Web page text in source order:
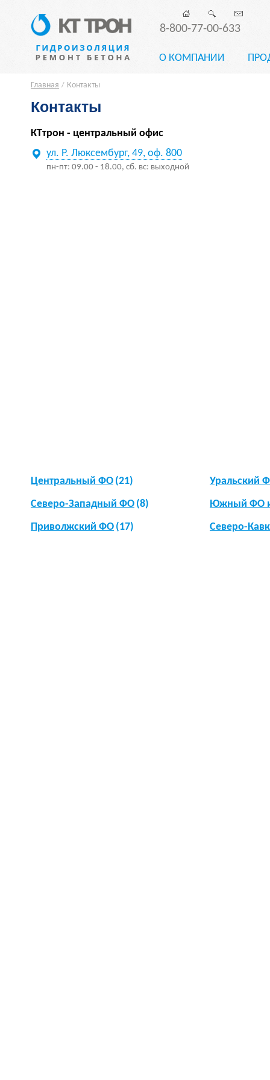
8-800-77-00-633
О КОМПАНИИ
Главная / Контакты
Контакты
КТтрон - центральный офис
ул. Р. Люксембург, 49, оф. 800
пн-пт: 09.00 - 18.00, сб. вс: выходной
Центральный ФО (21)
Уральский
Северо-Западный ФО (8)
Южный ФО
Приволжский ФО (17) Северо-